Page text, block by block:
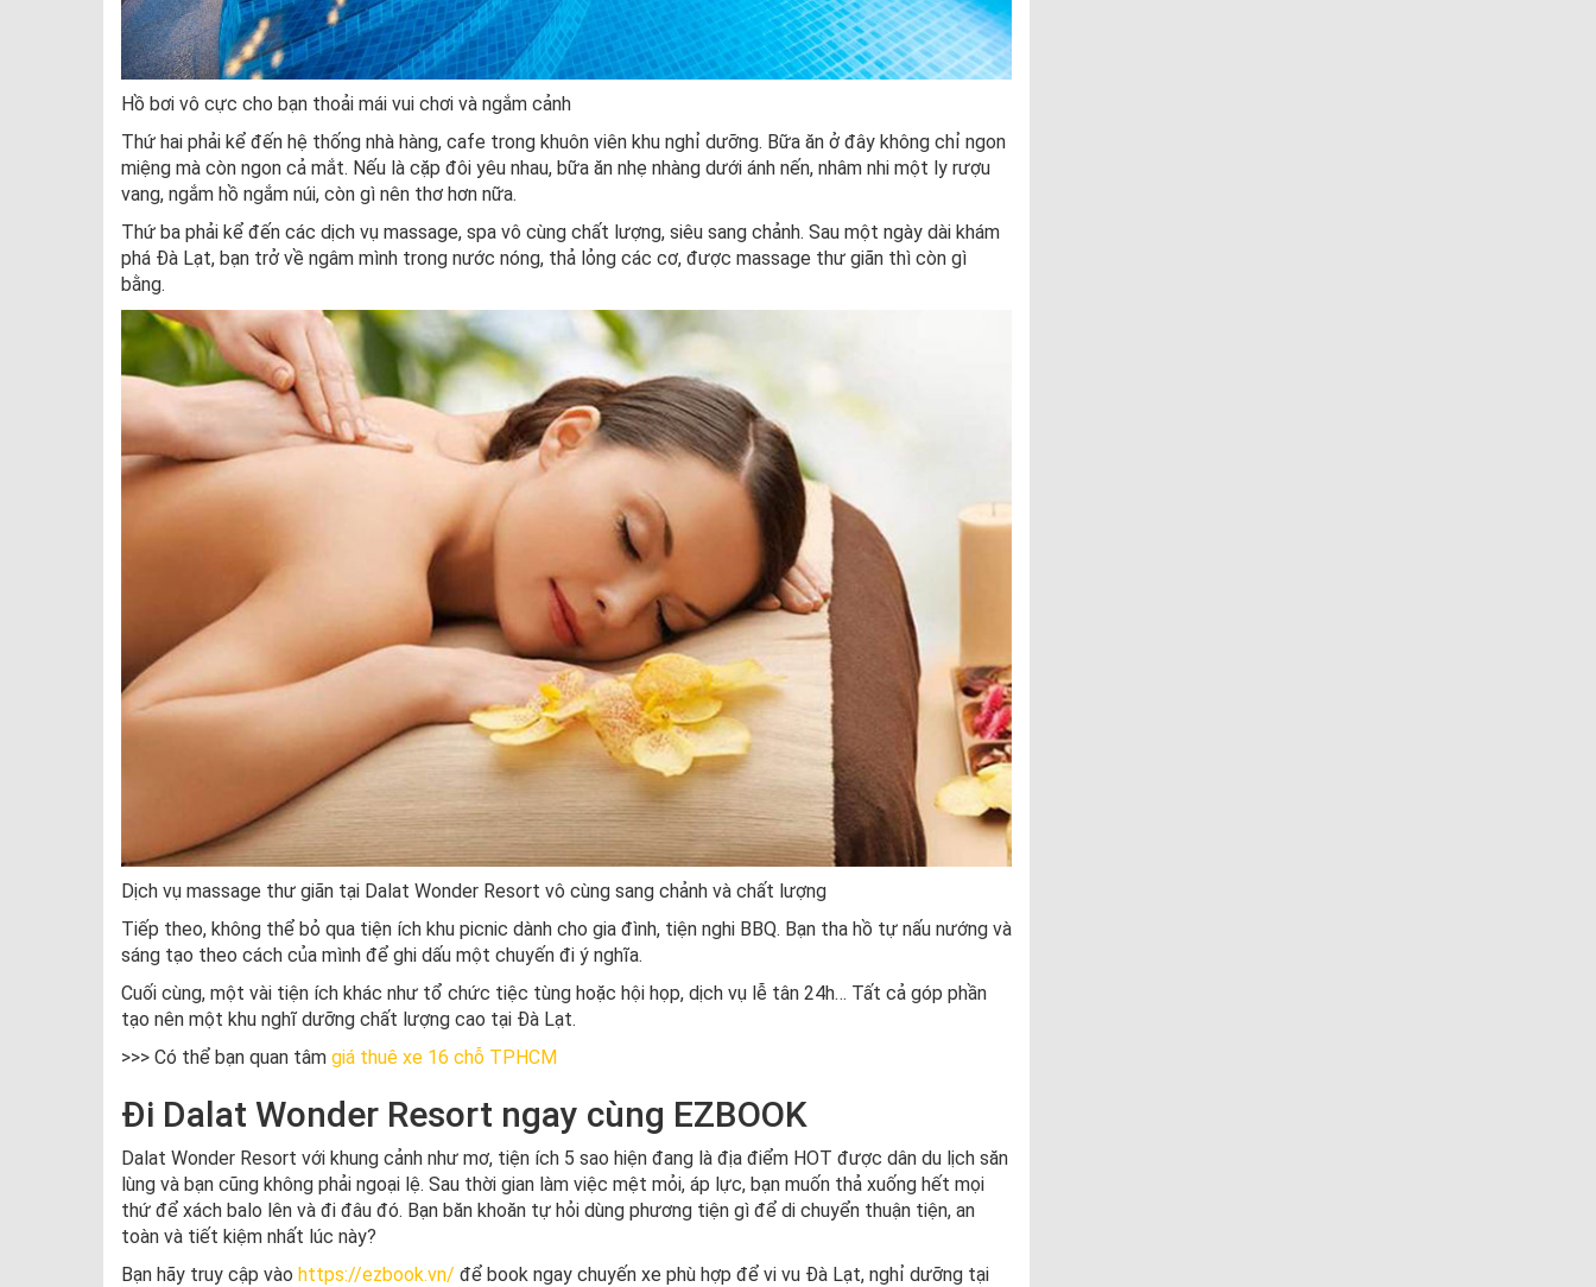
Hồ bơi vô cực cho bạn thoải mái vui chơi và ngắm cảnh
Thứ hai phải kể đến hệ thống nhà hàng, cafe trong khuôn viên khu nghỉ dưỡng. Bữa ăn ở đây không chỉ ngon
miệng mà còn ngon cả mắt. Nếu là cặp đôi yêu nhau, bữa ăn nhẹ nhàng dưới ánh nến, nhâm nhi một ly rượu
vang, ngắm hồ ngắm núi, còn gì nên thơ hơn nữa.
Thứ ba phải kể đến các dịch vụ massage, spa vô cùng chất lượng, siêu sang chảnh. Sau một ngày dài khám
phá Đà Lạt, bạn trở về ngâm mình trong nước nóng, thả lỏng các cơ, được massage thư giãn thì còn gì
bằng.
Dịch vụ massage thư giãn tại Dalat Wonder Resort vô cùng sang chảnh và chất lượng
Tiếp theo, không thể bỏ qua tiện ích khu picnic dành cho gia đình, tiện nghi BBQ. Bạn tha hồ tự nấu nướng và
sáng tạo theo cách của mình để ghi dấu một chuyến đi ý nghĩa.
Cuối cùng, một vài tiện ích khác như tổ chức tiệc tùng hoặc hội họp, dịch vụ lễ tân 24h… Tất cả góp phần
tạo nên một khu nghĩ dưỡng chất lượng cao tại Đà Lạt.
>>> Có thể bạn quan tâm giá thuê xe 16 chỗ TPHCM
Đi Dalat Wonder Resort ngay cùng EZBOOK
Dalat Wonder Resort với khung cảnh như mơ, tiện ích 5 sao hiện đang là địa điểm HOT được dân du lịch săn
lùng và bạn cũng không phải ngoại lệ. Sau thời gian làm việc mệt mỏi, áp lực, bạn muốn thả xuống hết mọi
thứ để xách balo lên và đi đâu đó. Bạn băn khoăn tự hỏi dùng phương tiện gì để di chuyển thuận tiện, an
toàn và tiết kiệm nhất lúc này?
Bạn hãy truy cập vào https://ezbook.vn/ để book ngay chuyến xe phù hợp để vi vu Đà Lạt, nghỉ dưỡng tại